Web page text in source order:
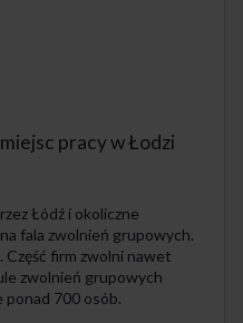
pracy w Łodzi
Łódź i okoliczne
fala zwolnień grupowych.
Część firm zwolni nawet
zwolnień grupowych
ponad 700 osób.